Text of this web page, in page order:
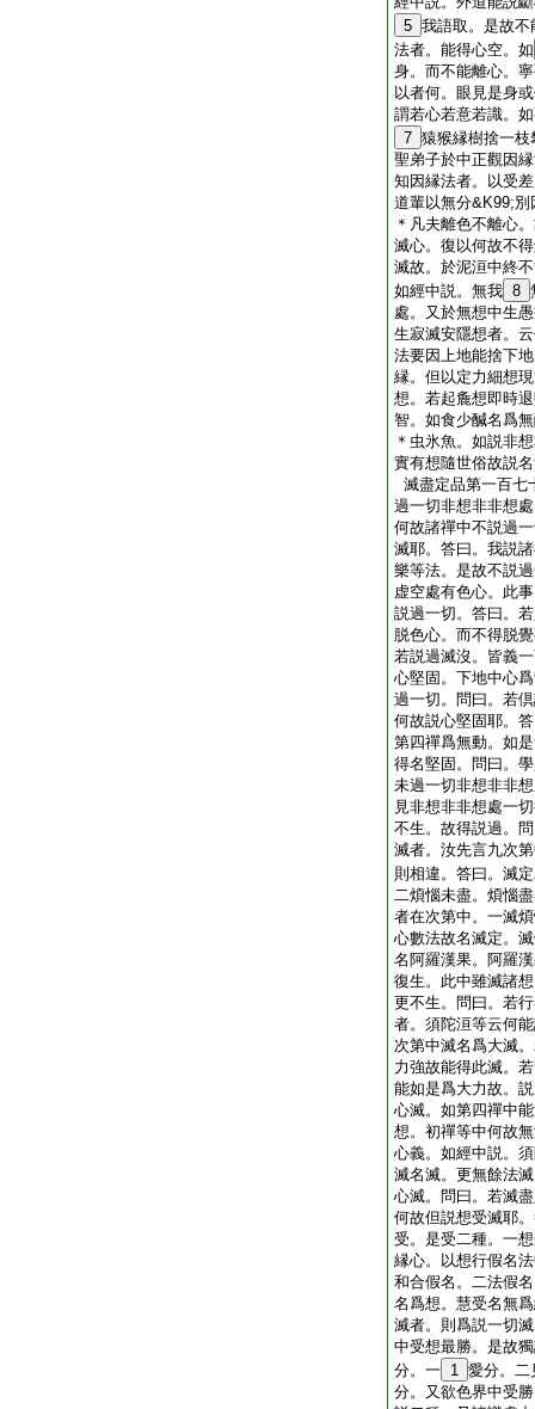
5 我語取。是故
法者。能得心空。如
身。而不能離心。
以者何。眼見是身
謂若心若意若識。
7 猿猴縁樹捨一
聖弟子於中正觀因
知因縁法者。以受
道輩以無分&K99;
＊凡夫離色不離心
滅心。復以何故不
滅故。於泥洹中終
如經中説。無我 8
處。又於無想中生
生寂滅安隱想者。
法要因上地能捨下
縁。但以定力細想
想。若起麁想即時
智。如食少醎名爲
＊虫氷魚。如説非
實有想隨世俗故説
滅盡定品第一百七
過一切非想非非想
何故諸禪中不説過
滅耶。答曰。我説
樂等法。是故不説
虚空處有色心。此
説過一切。答曰。
脱色心。而不得脱
若説過滅沒。皆義
心堅固。下地中心
過一切。問曰。若
何故説心堅固耶。
第四禪爲無動。如
得名堅固。問曰。
未過一切非想非非
見非想非非想處一
不生。故得説過。
滅者。汝先言九次
則相違。答曰。滅
二煩惱未盡。煩惱
者在次第中。一滅
心數法故名滅定。
名阿羅漢果。阿羅
復生。此中雖滅諸
更不生。問曰。若
者。須陀洹等云何
次第中滅名爲大滅
力強故能得此滅。
能如是爲大力故。
心滅。如第四禪中
想。初禪等中何故
心義。如經中説。
滅名滅。更無餘法
心滅。問曰。若滅
何故但説想受滅耶
受。是受二種。一
縁心。以想行假名
和合假名。二法假
名爲想。慧受名無
滅者。則爲説一切
中受想最勝。是故
分。一 1 愛分。二
分。又欲色界中受